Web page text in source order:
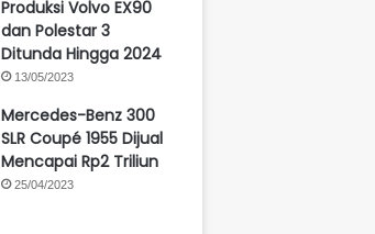
Produksi Volvo EX90
dan Polestar 3
Ditunda Hingga 2024
13/05/2023
Mercedes-Benz 300
SLR Coupé 1955 Dijual
Mencapai Rp2 Triliun
25/04/2023